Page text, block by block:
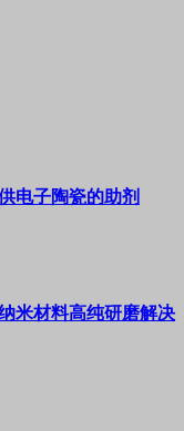
电子陶瓷的助剂
米材料高纯研磨解决